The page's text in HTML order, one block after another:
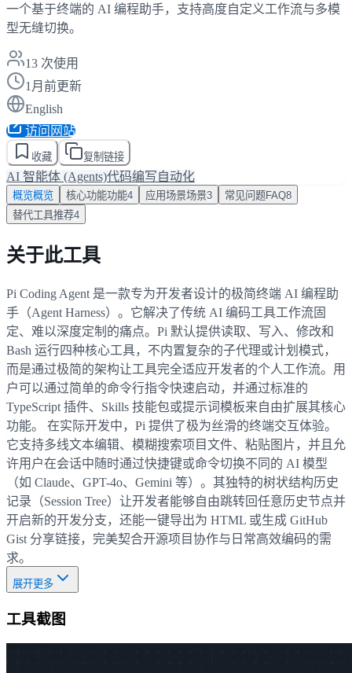
一个基于终端的 AI 编程助手，支持高度自定义工作流与多模
型无缝切换。
13 次使用
1月前更新
English
访问网站
收藏 复制链接
AI 智能体 (Agents)代码编写自动化
概览概览 核心功能功能4 应用场景场景3 常见问题 FAQ8
替代工具推荐4
关于此工具
Pi Coding Agent 是一款专为开发者设计的极简终端 AI 编程助
手（Agent Harness）。它解决了传统 AI 编码工具工作流固
定、难以深度定制的痛点。Pi 默认提供读取、写入、修改和
Bash 运行四种核心工具，不内置复杂的子代理或计划模式，
而是通过极简的架构让工具完全适应开发者的个人工作流。用
户可以通过简单的命令行指令快速启动，并通过标准的
TypeScript 插件、Skills 技能包或提示词模板来自由扩展其核心
功能。 在实际开发中，Pi 提供了极为丝滑的终端交互体验。
它支持多线文本编辑、模糊搜索项目文件、粘贴图片，并且允
许用户在会话中随时通过快捷键或命令切换不同的 AI 模型
（如 Claude、GPT-4o、Gemini 等）。其独特的树状结构历史
记录（Session Tree）让开发者能够自由跳转回任意历史节点并
开启新的开发分支，还能一键导出为 HTML 或生成 GitHub
Gist 分享链接，完美契合开源项目协作与日常高效编码的需
求。
展开更多
工具截图